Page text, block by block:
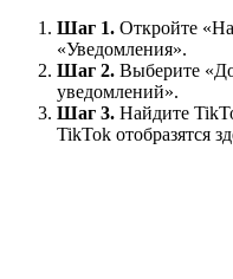
Шаг 1. Откройте
«Уведомления».
Шаг 2. Выберите
уведомлений».
Шаг 3. Найдите
TikTok отобразятся